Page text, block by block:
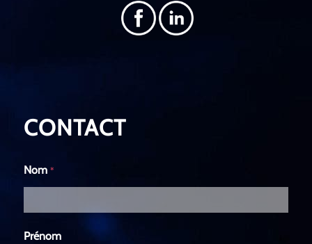
CONTACT
Nom *
Prénom